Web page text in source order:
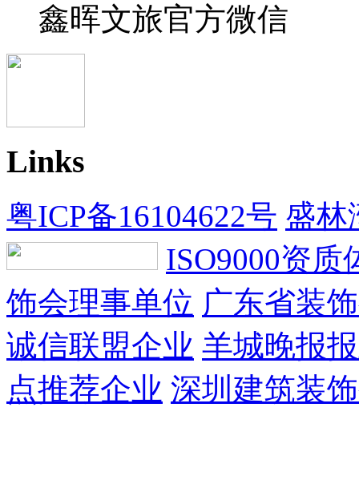
鑫晖文旅官方微信
Links
粤ICP备16104622号 盛林
ISO9000资质
饰会理事单位 广东省装
诚信联盟企业 羊城晚报
点推荐企业 深圳建筑装